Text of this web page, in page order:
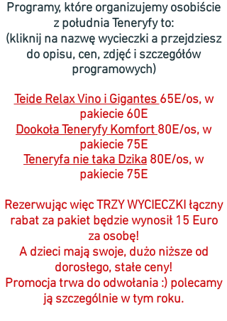
Programy, które organizujemy osobiście
z południa Teneryfy to:
(kliknij na nazwę wycieczki a przejdziesz
do opisu, cen, zdjęć i szczegółów
programowych)
Teide Relax Vino i Gigantes 65E/os, w
pakiecie 60E
Dookoła Teneryfy Komfort 80E/os, w
pakiecie 75E
Teneryfa nie taka Dzika 80E/os, w
pakiecie 75E
Rezerwując więc TRZY WYCIECZKI łączny
rabat za pakiet będzie wynosił 15 Euro
za osobę!
A dzieci mają swoje, dużo niższe od
dorosłego, stałe ceny!
Promocja trwa do odwołania :) polecamy
ją szczególnie w tym roku.